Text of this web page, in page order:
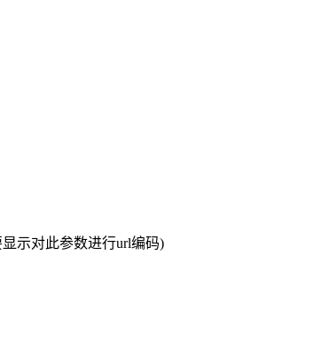
示对此参数进行url编码)